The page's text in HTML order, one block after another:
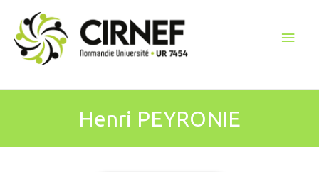
l'en-
Henri PEYRONIE